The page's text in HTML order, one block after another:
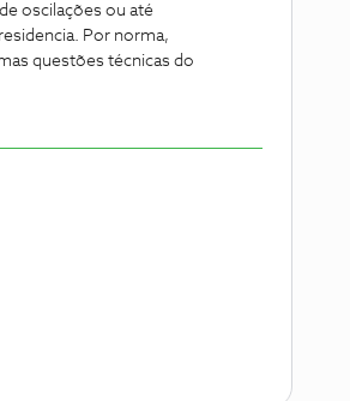
oscilações ou até
Por norma,
questões técnicas do